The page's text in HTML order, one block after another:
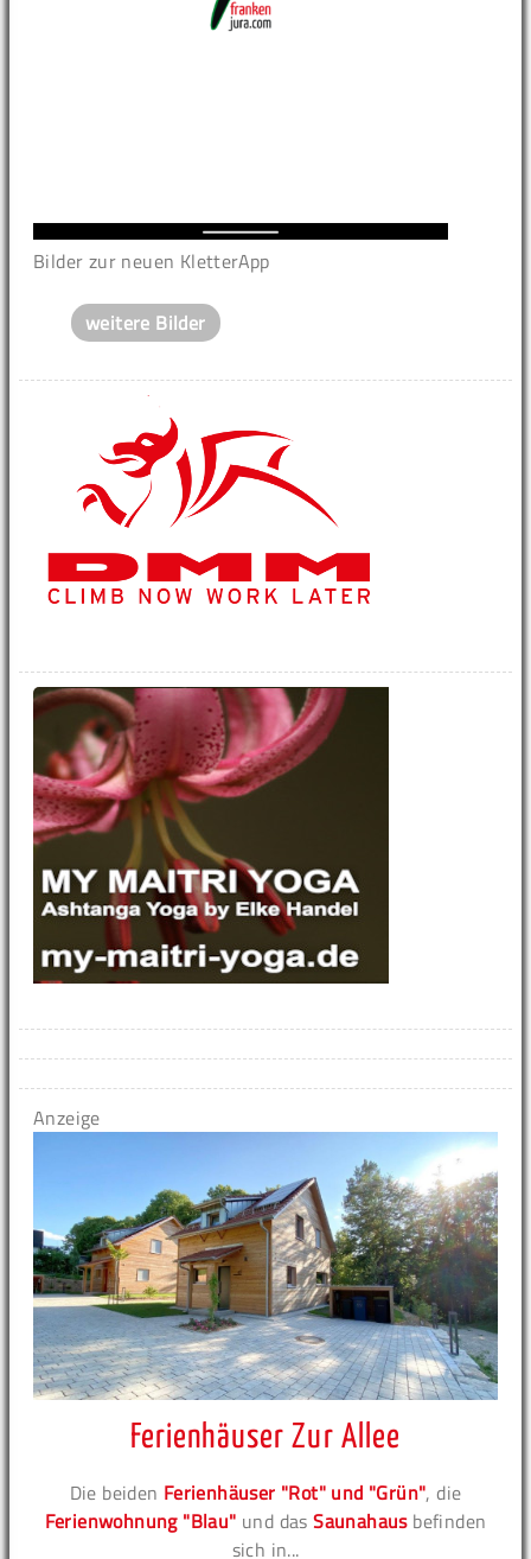
Bilder zur neuen KletterApp
weitere Bilder
Anzeige
Ferienhäuser Zur Allee
Die beiden Ferienhäuser "Rot" und "Grün", die
Ferienwohnung "Blau" und dasSaunahausbefinden
sich in...